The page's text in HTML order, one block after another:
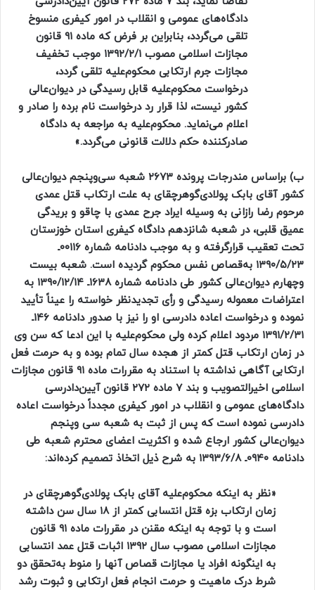
دادگاه‌های عمومی و انقلاب در امور کیفری منسوخ
تلقی می‌گردد، بنابراین بر فرض که ماده ۹۱ قانون
مجازات اسلامی مصوب ۱۳۹۲/۲/۱ موجب تخفیف
مجازات جرم ارتکابی محکوم‌علیه تلقی گردد،
درخواست محکوم‌علیه قابل رسیدگی در دیوان‌عالی
کشور نیست، لذا قرار رد درخواست نام برده را صادر و
اعلام می‌نماید. محکوم‌علیه به مراجعه به دادگاه
صادرکننده حکم دلالت قانونی می‌گردد.»
ب) براساس مندرجات پرونده ۲۶۷۳ شعبه سی‌وپنجم دیوان‌عالی
کشور آقای بابک پولادی‌گوهرچقای به علت ارتکاب قتل عمدی
مرحوم رضا رازانی به وسیله ایراد جرح عمدی با چاقو و بریدگی
عمیق قلبی، در شعبه شانزدهم دادگاه کیفری استان خوزستان
تحت تعقیب قرارگرفته و به موجب دادنامه شماره ۰۰۱۱۶ـ
۱۳۹۰/۵/۲۳ به‌قصاص نفس محکوم گردیده است. شعبه بیست‌
وچهارم دیوان‌عالی کشور طی دادنامه شماره ۱۶۳۸ـ ۱۳۹۰/۱۲/۱۴ به
اعتراضات معموله رسیدگی و رأی تجدیدنظر خواسته را عیناً تأیید
نموده و درخواست اعاده دادرسی او را نیز با صدور دادنامه ۱۴۶ـ
۱۳۹۱/۲/۳۱ مردود اعلام کرده ولی محکوم‌علیه با این ادعا که سن وی
در زمان ارتکاب قتل کمتر از هجده سال تمام بوده و به حرمت فعل
ارتکابی آگاهی نداشته با استناد به مقررات ماده ۹۱ قانون مجازات
اسلامی اخیرالتصویب و بند ۷ ماده ۲۷۲ قانون آیین‌دادرسی
دادگاه‌های عمومی و انقلاب در امور کیفری مجدداً درخواست اعاده
دادرسی نموده است که پس از ثبت به شعبه سی وپنجم
دیوان‌عالی کشور ارجاع شده و اکثریت اعضای محترم شعبه طی
دادنامه ۰۹۴۰ـ ۱۳۹۳/۶/۸ به شرح ذیل اتخاذ تصمیم کرده‌اند:
«نظر به اینکه محکوم‌علیه آقای بابک پولادی‌گوهرچقای در
زمان ارتکاب بزه قتل انتسابی کمتر از ۱۸ سال سن داشته
است و با توجه به اینکه مقنن در مقررات ماده ۹۱ قانون
مجازات اسلامی مصوب سال ۱۳۹۲ اثبات قتل عمد انتسابی
به اینگونه افراد یا مجازات قصاص آنها را منوط به‌تحقق دو
شرط درک ماهیت و حرمت انجام فعل ارتکابی و ثبوت رشد